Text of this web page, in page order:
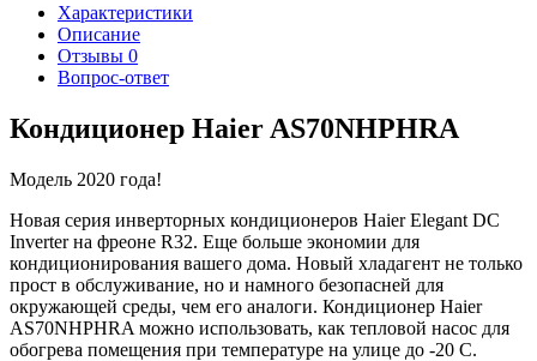
Характеристики
Описание
Отзывы 0
Вопрос-ответ
Кондиционер Haier AS70NHPHRA
Модель 2020 года!
Новая серия инверторных кондиционеров Haier Elegant DC
Inverter на фреоне R32. Еще больше экономии для
кондиционирования вашего дома. Новый хладагент не только
прост в обслуживание, но и намного безопасней для
окружающей среды, чем его аналоги. Кондиционер Haier
AS70NHPHRA можно использовать, как тепловой насос для
обогрева помещения при температуре на улице до -20 С.